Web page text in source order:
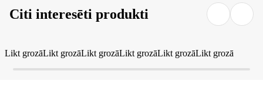
Citi interesēti produkti
Likt grozāLikt grozāLikt grozāLikt grozāLikt grozāLikt grozā